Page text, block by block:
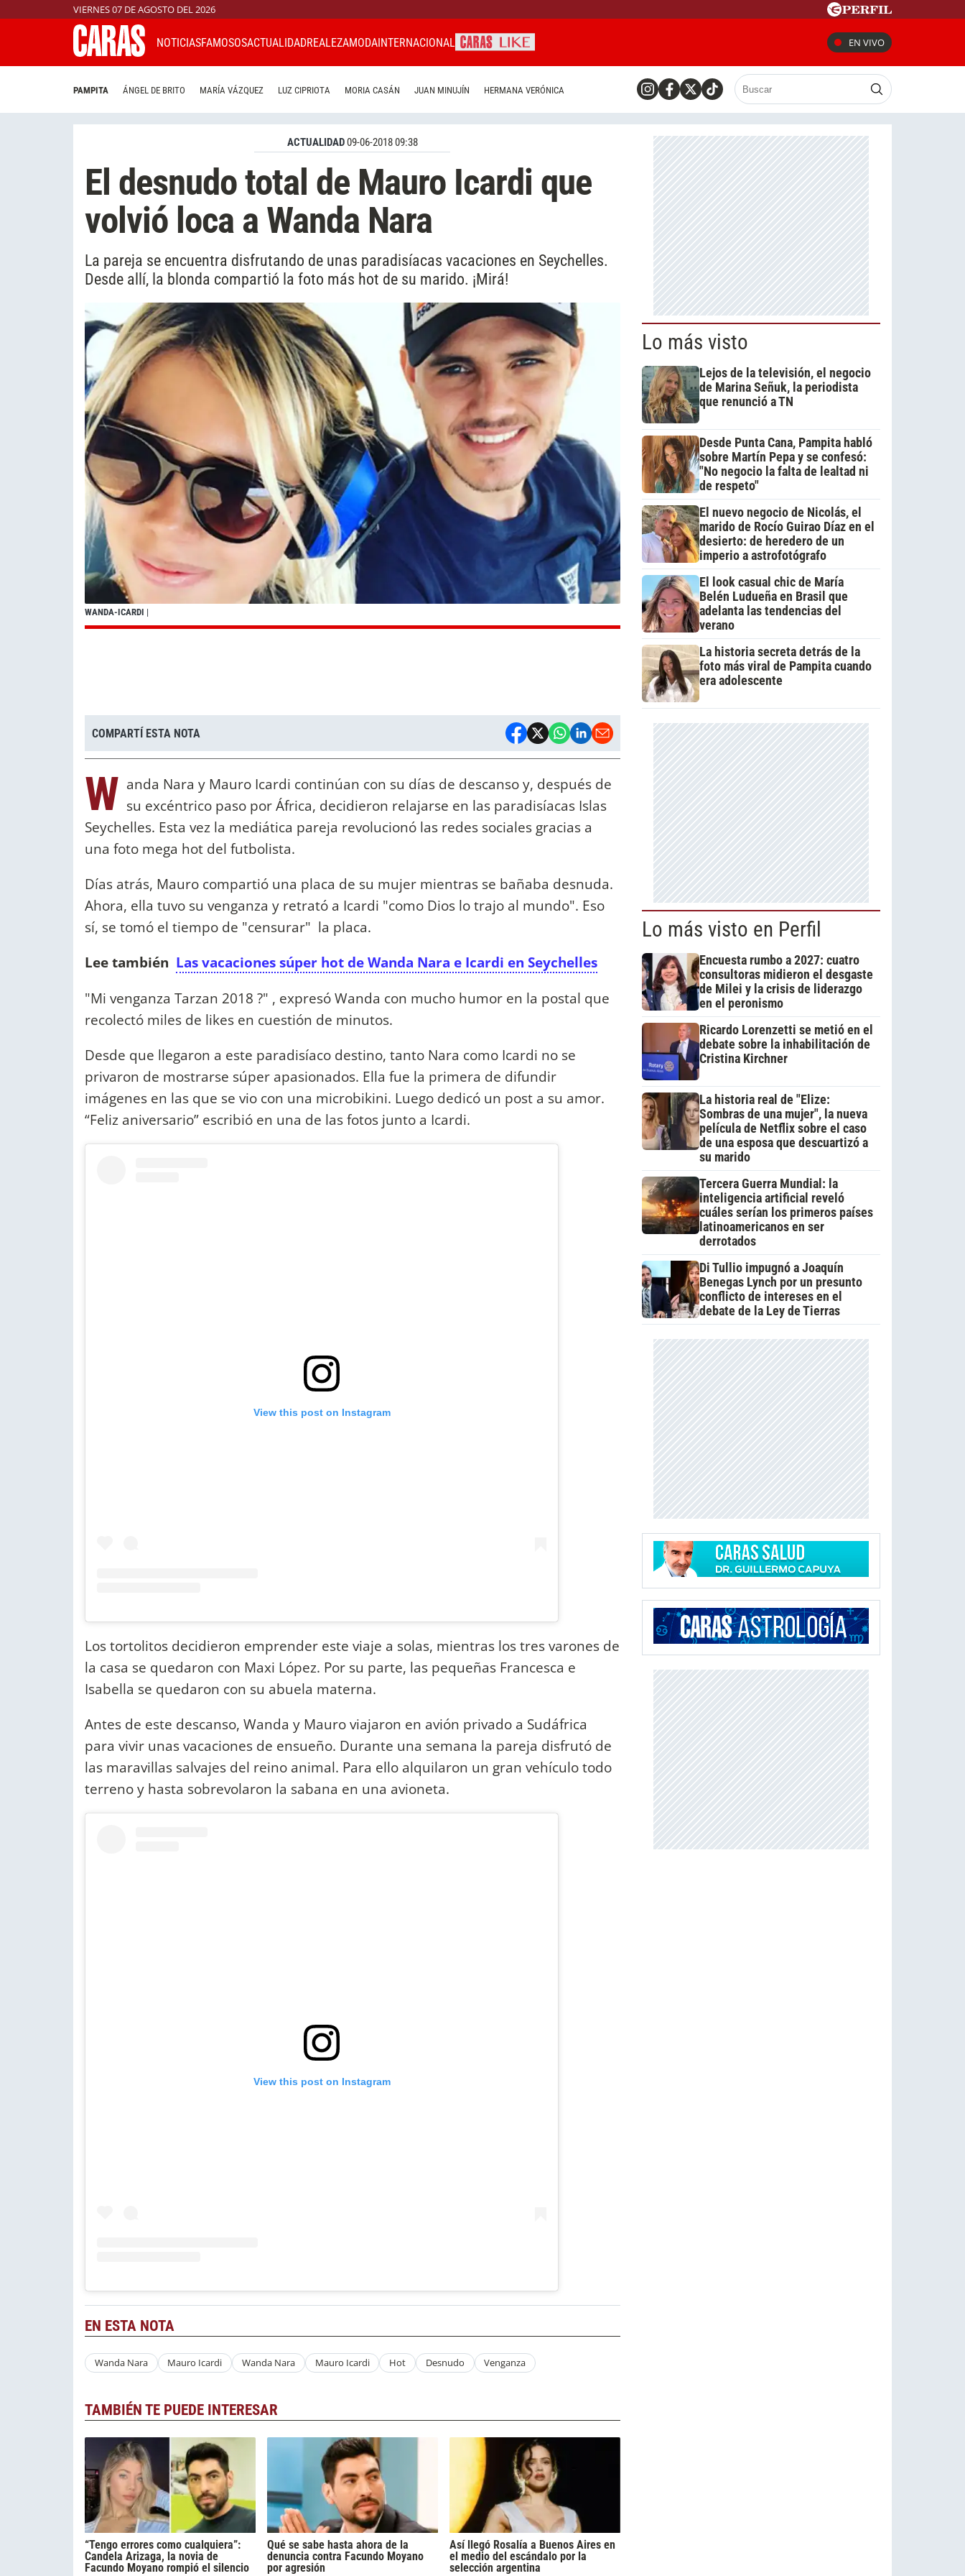
VIERNES 07 DE AGOSTO DEL 2026
NOTICIASFAMOSOSACTUALIDADREALEZAMODAINTERNACIONAL EN VIVO
PAMPITA ÁNGEL DE BRITO MARÍA VÁZQUEZ LUZ CIPRIOTA MORIA CASÁN JUAN MINUJÍN HERMANA VERÓNICA
ACTUALIDAD09-06-2018 09:38
El desnudo total de Mauro Icardi que
volvió loca a Wanda Nara
La pareja se encuentra disfrutando de unas paradisíacas vacaciones en Seychelles.
Desde allí, la blonda compartió la foto más hot de su marido. ¡Mirá!
WANDA-ICARDI |
COMPARTÍ ESTA NOTA
W anda Nara y Mauro Icardi continúan con su días de descanso y, después de
su excéntrico paso por África, decidieron relajarse en las paradisíacas Islas
Seychelles. Esta vez la mediática pareja revolucionó las redes sociales gracias a
una foto mega hot del futbolista.
Días atrás, Mauro compartió una placa de su mujer mientras se bañaba desnuda.
Ahora, ella tuvo su venganza y retrató a Icardi "como Dios lo trajo al mundo". Eso
sí, se tomó el tiempo de "censurar" la placa.
Lee también Las vacaciones súper hot de Wanda Nara e Icardi en Seychelles
"Mi venganza Tarzan 2018 ?" , expresó Wanda con mucho humor en la postal que
recolectó miles de likes en cuestión de minutos.
Desde que llegaron a este paradisíaco destino, tanto Nara como Icardi no se
privaron de mostrarse súper apasionados. Ella fue la primera de difundir
imágenes en las que se vio con una microbikini. Luego dedicó un post a su amor.
“Feliz aniversario” escribió en una de las fotos junto a Icardi.
View this post on Instagram
Los tortolitos decidieron emprender este viaje a solas, mientras los tres varones de
la casa se quedaron con Maxi López. Por su parte, las pequeñas Francesca e
Isabella se quedaron con su abuela materna.
Antes de este descanso, Wanda y Mauro viajaron en avión privado a Sudáfrica
para vivir unas vacaciones de ensueño. Durante una semana la pareja disfrutó de
las maravillas salvajes del reino animal. Para ello alquilaron un gran vehículo todo
terreno y hasta sobrevolaron la sabana en una avioneta.
View this post on Instagram
EN ESTA NOTA
Wanda Nara Mauro Icardi Wanda Nara Mauro Icardi Hot Desnudo Venganza
TAMBIÉN TE PUEDE INTERESAR
“Tengo errores como cualquiera”:
Candela Arizaga, la novia de
Facundo Moyano rompió el silencio
Qué se sabe hasta ahora de la
denuncia contra Facundo Moyano
por agresión
Así llegó Rosalía a Buenos Aires en
el medio del escándalo por la
selección argentina
Lo más visto
Lejos de la televisión, el negocio
de Marina Señuk, la periodista
que renunció a TN
Desde Punta Cana, Pampita habló
sobre Martín Pepa y se confesó:
"No negocio la falta de lealtad ni
de respeto"
El nuevo negocio de Nicolás, el
marido de Rocío Guirao Díaz en el
desierto: de heredero de un
imperio a astrofotógrafo
El look casual chic de María
Belén Ludueña en Brasil que
adelanta las tendencias del
verano
La historia secreta detrás de la
foto más viral de Pampita cuando
era adolescente
Lo más visto en Perfil
Encuesta rumbo a 2027: cuatro
consultoras midieron el desgaste
de Milei y la crisis de liderazgo
en el peronismo
Ricardo Lorenzetti se metió en el
debate sobre la inhabilitación de
Cristina Kirchner
La historia real de "Elize:
Sombras de una mujer", la nueva
película de Netflix sobre el caso
de una esposa que descuartizó a
su marido
Tercera Guerra Mundial: la
inteligencia artificial reveló
cuáles serían los primeros países
latinoamericanos en ser
derrotados
Di Tullio impugnó a Joaquín
Benegas Lynch por un presunto
conflicto de intereses en el
debate de la Ley de Tierras